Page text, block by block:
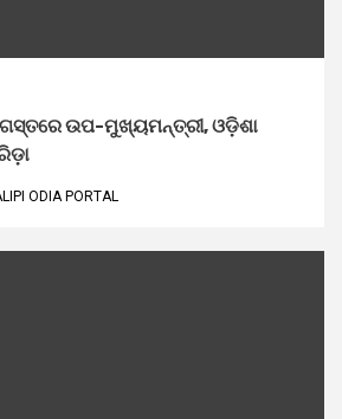
ଉପ-ମୁଖ୍ୟମନ୍ତ୍ରୀ, ଓଡ଼ିଶା
ODIA PORTAL